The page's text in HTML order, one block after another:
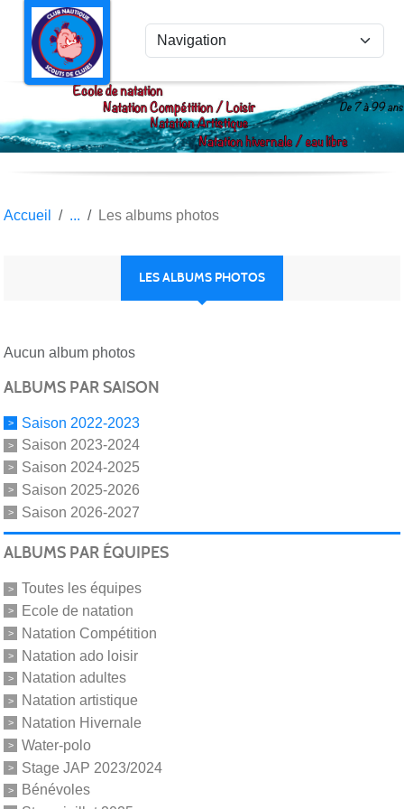
Accueil Les albums photos
LES ALBUMS PHOTOS
Aucun album photos
ALBUMS PAR SAISON
Saison 2022-2023
Saison 2023-2024
Saison 2024-2025
Saison 2025-2026
Saison 2026-2027
ALBUMS PAR ÉQUIPES
Toutes les équipes
Ecole de natation
Natation Compétition
Natation ado loisir
Natation adultes
Natation artistique
Natation Hivernale
Water-polo
Stage JAP 2023/2024
Bénévoles
Panneau de gestion des cookies